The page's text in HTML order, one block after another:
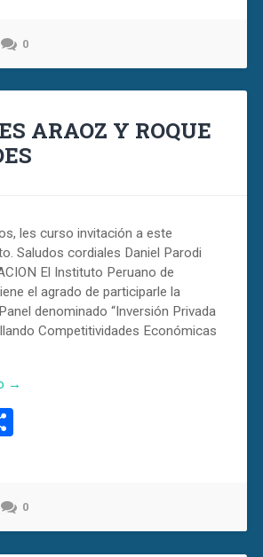
0
ARAOZ Y ROQUE
les curso invitación a este
Saludos cordiales Daniel Parodi
El Instituto Peruano de
el agrado de participarle la
denominado “Inversión Privada
Competitividades Económicas
→
0